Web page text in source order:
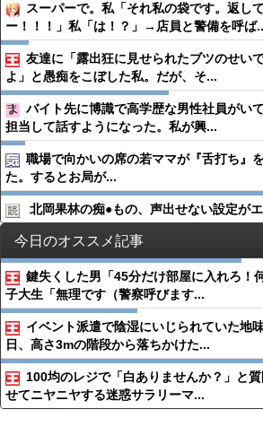
スーパーで。私「それ私の袋です。返し
ー！！！」私「は！？」→店員と警備を呼ば
友達に「露出狂に見せられたブツのせい
よ」と愚痴をこぼした私。だが、そ...
バイト先に博識で高学歴な男性社員がい
担当して話すようになった。私が興...
職場で向かいの席の若ママが『舌打ち』
た。するとお局が...
北岡果林の痴●︎もの、声出せない設定が
今日のオススメ記事
鍵失くした男「45分だけ部屋に入れろ！
子大生「無理です（警察呼びます...
イベント派遣で陰湿にいじられていた地
日、高さ3mの階段から落ちかけた...
100均のレジで「白ありませんか？」と
せてニヤニヤする迷惑サラリーマ...